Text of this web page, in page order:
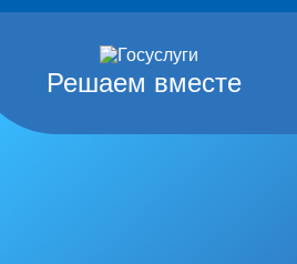
Решаем вместе